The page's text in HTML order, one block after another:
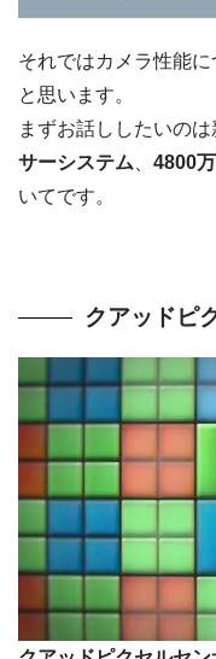
それではカメラ性能
と思います。
まずお話ししたいの
サーシステム
4800
いてです。
クアッドピ